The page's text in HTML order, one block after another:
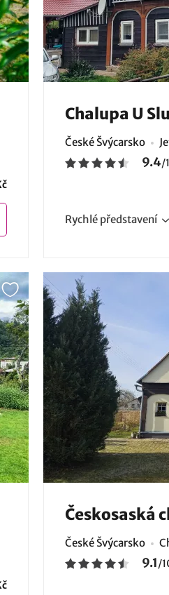
Chalupa U
České Švýcarsko
9.4/
Rychlé představení
Českosaská
České Švýcarsko
9.1/